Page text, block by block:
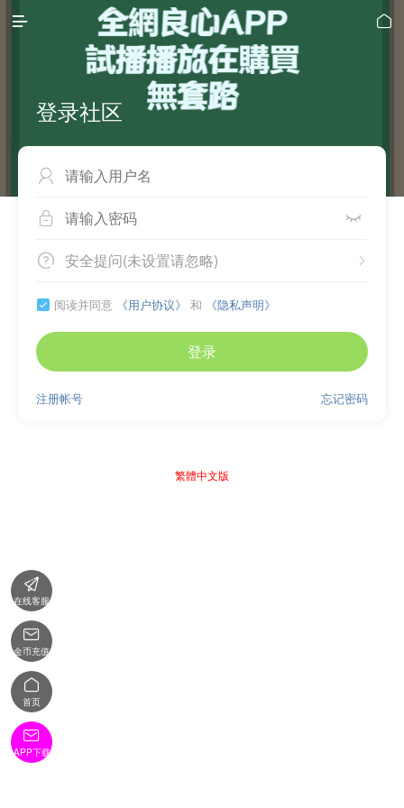
 
登录社区

 
 
安全提问(未设置请忽略)
 阅读并同意 《用户协议》 和 《隐私声明》
登录
忘记密码
注册帐号
繁體中文版

在线客服

金币充值

首页

APP下载